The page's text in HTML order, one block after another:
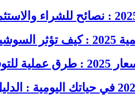
على…
المصاريف